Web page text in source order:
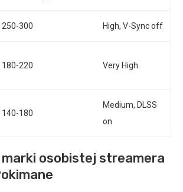
250-300 High, V-Sync off
180-220 Very High
140-180
Medium, DLSS
on
osobistej streamera